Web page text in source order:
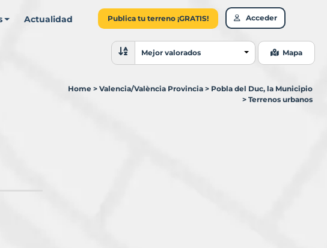
Actualidad Publica tu terreno ¡GRATIS! Acceder
Ordenar resultados
Mejor valorados Mapa
Home > Valencia/València Provincia > Pobla del Duc, la Municipio
> Terrenos urbanos